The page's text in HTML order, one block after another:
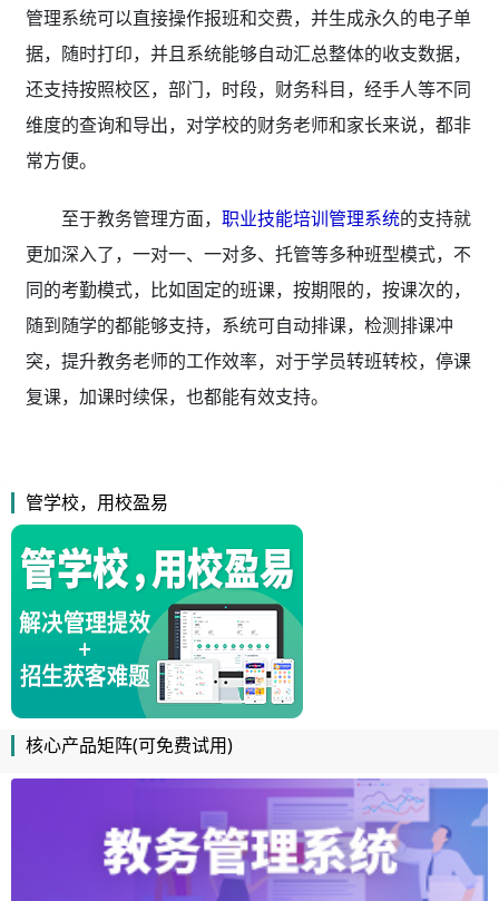
管理系统可以直接操作报班和交费，并生成永久的电子单
据，随时打印，并且系统能够自动汇总整体的收支数据，
还支持按照校区，部门，时段，财务科目，经手人等不同
维度的查询和导出，对学校的财务老师和家长来说，都非
常方便。
至于教务管理方面， 职业技能培训管理系统的支持就
更加深入了，一对一、一对多、托管等多种班型模式，不
同的考勤模式，比如固定的班课，按期限的，按课次的，
随到随学的都能够支持，系统可自动排课，检测排课冲
突，提升教务老师的工作效率，对于学员转班转校，停课
复课，加课时续保，也都能有效支持。
管学校，用校盈易
核心产品矩阵(可免费试用)